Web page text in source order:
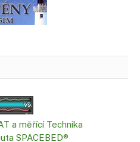
a měřící Technika
SPACEBED®